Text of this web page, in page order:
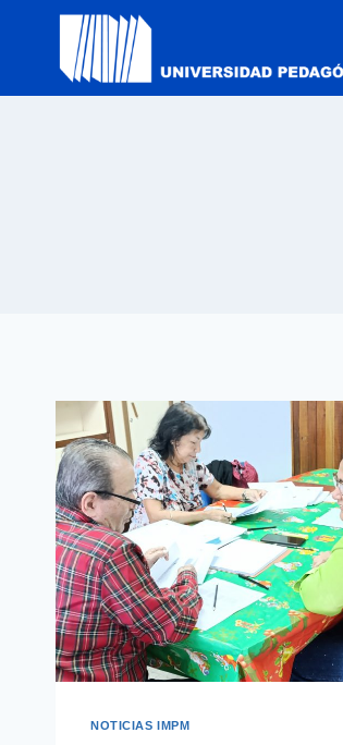
NOTICIAS IMPM